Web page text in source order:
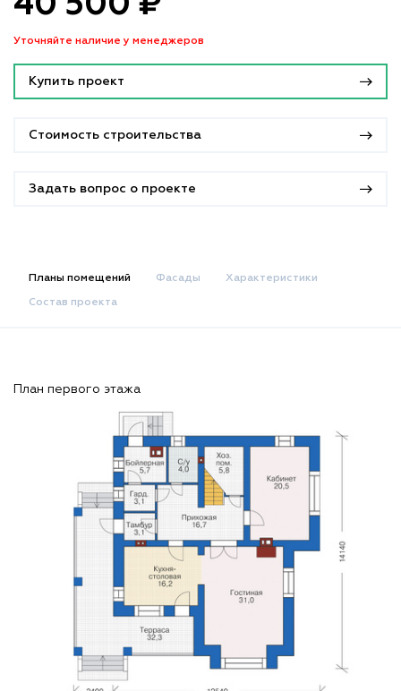
Уточняйте наличие у менеджеров
Купить проект
Стоимость строительства
Задать вопрос о проекте
Планы помещений Фасады Характеристики
Состав проекта
План первого этажа